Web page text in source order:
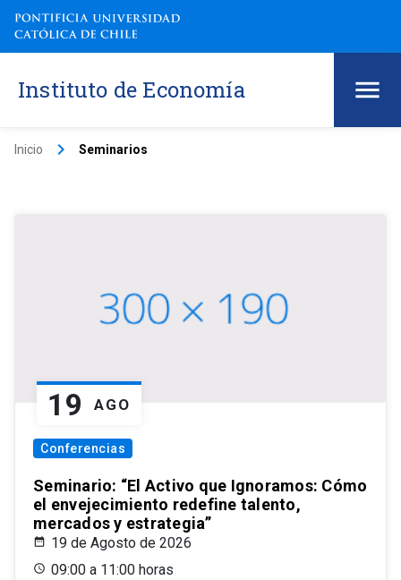
Instituto de Economía
Inicio keyboard_arrow_right Seminarios
19 AGO
Conferencias
Seminario: “El Activo que Ignoramos: Cómo
el envejecimiento redefine talento,
mercados y estrategia”
19 de Agosto de 2026
09:00 a 11:00 horas